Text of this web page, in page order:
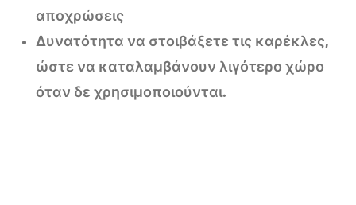
αποχρώσεις
Δυνατότητα να στοιβάξετε τις καρέκλες,
ώστε να καταλαμβάνουν λιγότερο χώρο
όταν δε χρησιμοποιούνται.